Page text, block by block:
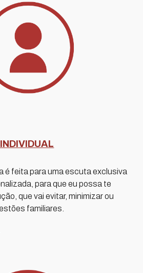
é feita para uma escuta exclusiva
para que eu possa te
que vai evitar, minimizar ou
familiares.